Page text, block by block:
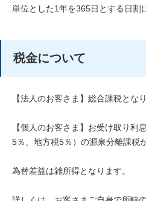
単位とした1年を365日とする日割
税金について
【法人のお客さま】総合課税とな
【個人のお客さま】お受け取り利
5％、地方税5％）の源泉分離課税
為替差益は雑所得となります。